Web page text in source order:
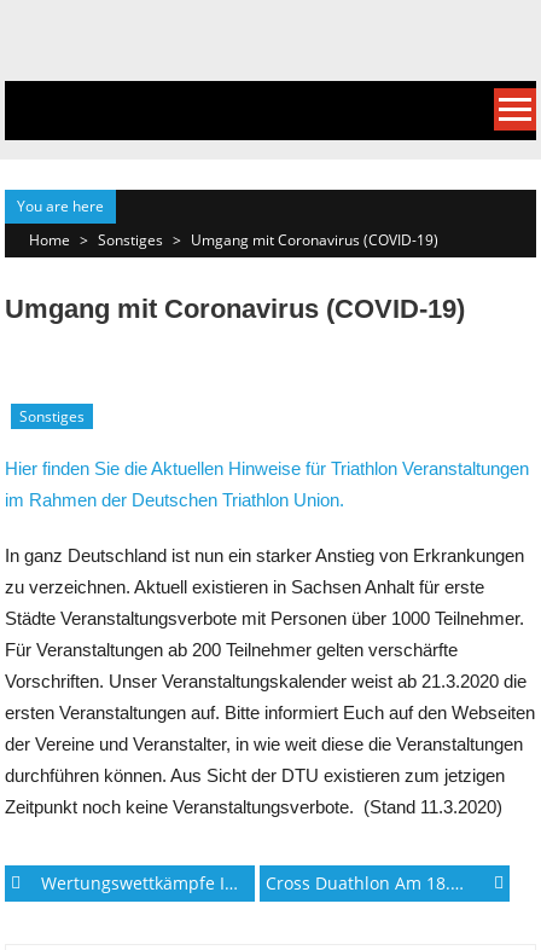
content
You are here
Home > Sonstiges > Umgang mit Coronavirus (COVID-19)
Umgang mit Coronavirus (COVID-19)
Sonstiges
Hier finden Sie die Aktuellen Hinweise für Triathlon Veranstaltungen
im Rahmen der Deutschen Triathlon Union.
In ganz Deutschland ist nun ein starker Anstieg von Erkrankungen
zu verzeichnen. Aktuell existieren in Sachsen Anhalt für erste
Städte Veranstaltungsverbote mit Personen über 1000 Teilnehmer.
Für Veranstaltungen ab 200 Teilnehmer gelten verschärfte
Vorschriften. Unser Veranstaltungskalender weist ab 21.3.2020 die
ersten Veranstaltungen auf. Bitte informiert Euch auf den Webseiten
der Vereine und Veranstalter, in wie weit diese die Veranstaltungen
durchführen können. Aus Sicht der DTU existieren zum jetzigen
Zeitpunkt noch keine Veranstaltungsverbote. (Stand 11.3.2020)
PostWertungswettkämpfe In Sachsen Anhalt Cross Duathlon Am 18.3.2020 Und GISAduathlon DM Jugend & Junioren 26.4.2020 Abgesagt!